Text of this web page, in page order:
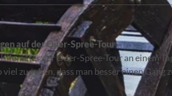
auf der Oder-Spree-Tour
der Oder-Spree-Tour an einem
zu sehen, dass man besser einen